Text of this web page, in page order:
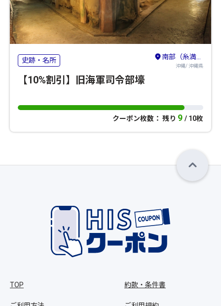
史跡・名所 南部（糸満・豊見城・島尻）
沖縄/ 沖縄県
【10%割引】旧海軍司令部壕
クーポン枚数： 残り 9 / 10枚
TOP 約款・条件書